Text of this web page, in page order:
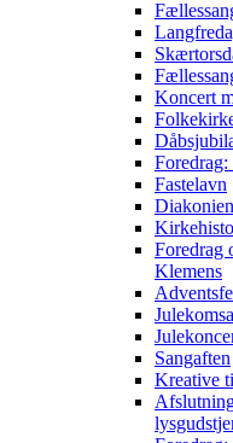
Koncert
Fastelavn
Foredrag
Klemens
Sangaften
Kreative